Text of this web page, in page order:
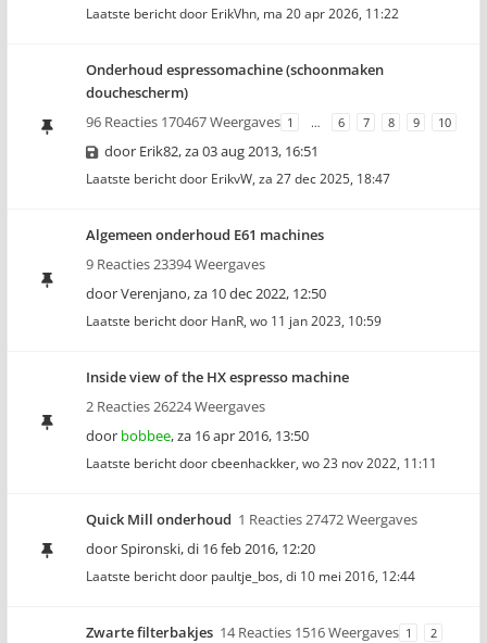
Laatste bericht door ErikVhn, ma 20 apr 2026, 11:22
Onderhoud espressomachine (schoonmaken
douchescherm)
96 Reacties 170467 Weergaves 1 … 6 7 8 9 10
door Erik82,za 03 aug 2013, 16:51
Laatste bericht door ErikvW, za 27 dec 2025, 18:47
Algemeen onderhoud E61 machines
9 Reacties 23394 Weergaves
doorVerenjano,za 10 dec 2022, 12:50
Laatste bericht door HanR, wo 11 jan 2023, 10:59
Inside view of the HX espresso machine
2 Reacties 26224 Weergaves
door bobbee,za 16 apr 2016, 13:50
Laatste bericht doorcbeenhackker, wo 23 nov 2022, 11:11
Quick Mill onderhoud 1 Reacties 27472 Weergaves
doorSpironski,di 16 feb 2016, 12:20
Laatste bericht door paultje_bos, di 10 mei 2016, 12:44
Zwarte filterbakjes 14 Reacties 1516 Weergaves 1 2